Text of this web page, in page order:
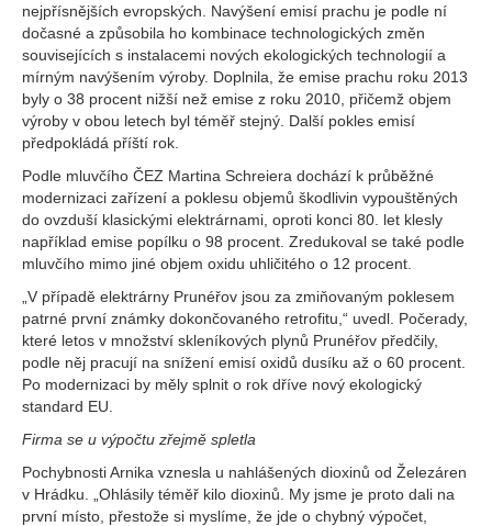
nejpřísnějších evropských. Navýšení emisí prachu je podle ní
dočasné a způsobila ho kombinace technologických změn
souvisejících s instalacemi nových ekologických technologií a
mírným navýšením výroby. Doplnila, že emise prachu roku 2013
byly o 38 procent nižší než emise z roku 2010, přičemž objem
výroby v obou letech byl téměř stejný. Další pokles emisí
předpokládá příští rok.
Podle mluvčího ČEZ Martina Schreiera dochází k průběžné
modernizaci zařízení a poklesu objemů škodlivin vypouštěných
do ovzduší klasickými elektrárnami, oproti konci 80. let klesly
například emise popílku o 98 procent. Zredukoval se také podle
mluvčího mimo jiné objem oxidu uhličitého o 12 procent.
„V případě elektrárny Prunéřov jsou za zmiňovaným poklesem
patrné první známky dokončovaného retrofitu,“ uvedl. Počerady,
které letos v množství skleníkových plynů Prunéřov předčily,
podle něj pracují na snížení emisí oxidů dusíku až o 60 procent.
Po modernizaci by měly splnit o rok dříve nový ekologický
standard EU.
Firma se u výpočtu zřejmě spletla
Pochybnosti Arnika vznesla u nahlášených dioxinů od Železáren
v Hrádku. „Ohlásily téměř kilo dioxinů. My jsme je proto dali na
první místo, přestože si myslíme, že jde o chybný výpočet,